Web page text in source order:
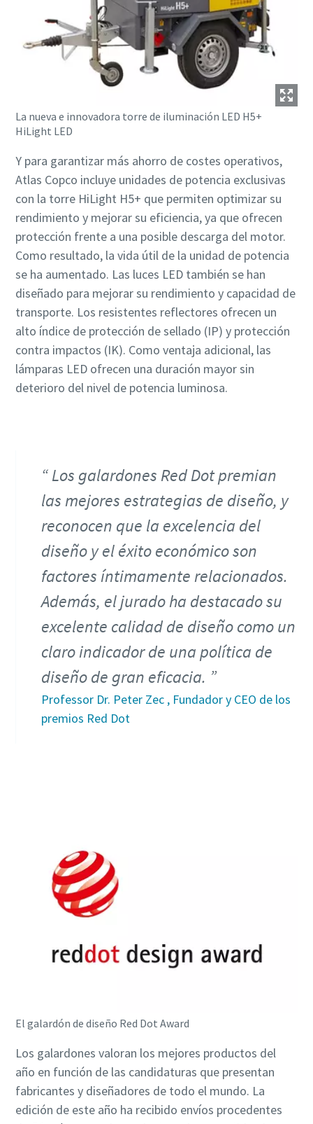
La nueva e innovadora torre de iluminación LED H5+
HiLight LED
Y para garantizar más ahorro de costes operativos,
Atlas Copco incluye unidades de potencia exclusivas
con la torre HiLight H5+ que permiten optimizar su
rendimiento y mejorar su eficiencia, ya que ofrecen
protección frente a una posible descarga del motor.
Como resultado, la vida útil de la unidad de potencia
se ha aumentado. Las luces LED también se han
diseñado para mejorar su rendimiento y capacidad de
transporte. Los resistentes reflectores ofrecen un
alto índice de protección de sellado (IP) y protección
contra impactos (IK). Como ventaja adicional, las
lámparas LED ofrecen una duración mayor sin
deterioro del nivel de potencia luminosa.
Los galardones Red Dot premian
las mejores estrategias de diseño, y
reconocen que la excelencia del
diseño y el éxito económico son
factores íntimamente relacionados.
Además, el jurado ha destacado su
excelente calidad de diseño como un
claro indicador de una política de
diseño de gran eficacia.
Professor Dr. Peter Zec , Fundador y CEO de los
premios Red Dot
El galardón de diseño Red Dot Award
Los galardones valoran los mejores productos del
año en función de las candidaturas que presentan
fabricantes y diseñadores de todo el mundo. La
edición de este año ha recibido envíos procedentes